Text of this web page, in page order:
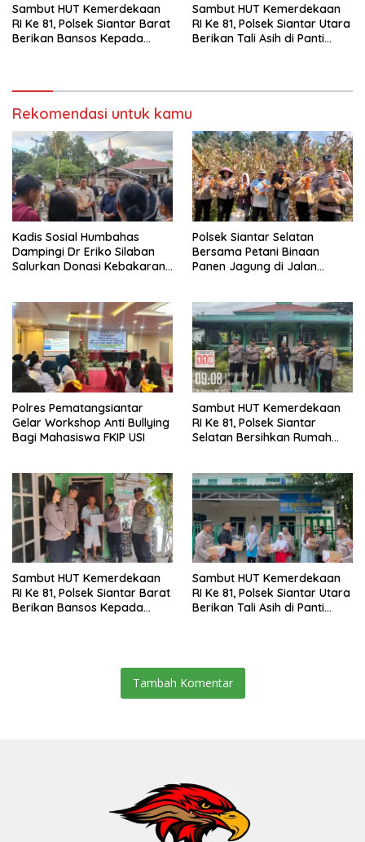
Sambut HUT Kemerdekaan
RI Ke 81, Polsek Siantar Barat
Berikan Bansos Kepada
Sambut HUT Kemerdekaan
RI Ke 81, Polsek Siantar Utara
Berikan Tali Asih di Panti
Rekomendasi untuk kamu
Kadis Sosial Humbahas
Dampingi Dr Eriko Silaban
Salurkan Donasi Kebakaran
Polsek Siantar Selatan
Bersama Petani Binaan
Panen Jagung di Jalan
Polres Pematangsiantar
Gelar Workshop Anti Bullying
Bagi Mahasiswa FKIP USI
Sambut HUT Kemerdekaan
RI Ke 81, Polsek Siantar
Selatan Bersihkan Rumah
Sambut HUT Kemerdekaan
RI Ke 81, Polsek Siantar Barat
Berikan Bansos Kepada
Sambut HUT Kemerdekaan
RI Ke 81, Polsek Siantar Utara
Berikan Tali Asih di Panti
Tambah Komentar